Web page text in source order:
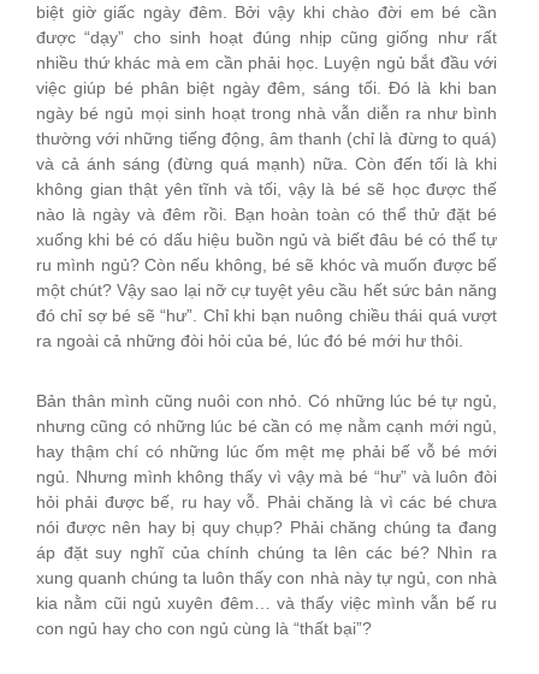
biệt giờ giấc ngày đêm. Bởi vậy khi chào đời em bé cần
được “dạy” cho sinh hoạt đúng nhịp cũng giống như rất
nhiều thứ khác mà em cần phải học. Luyện ngủ bắt đầu với
việc giúp bé phân biệt ngày đêm, sáng tối. Đó là khi ban
ngày bé ngủ mọi sinh hoạt trong nhà vẫn diễn ra như bình
thường với những tiếng động, âm thanh (chỉ là đừng to quá)
và cả ánh sáng (đừng quá mạnh) nữa. Còn đến tối là khi
không gian thật yên tĩnh và tối, vậy là bé sẽ học được thế
nào là ngày và đêm rồi. Bạn hoàn toàn có thể thử đặt bé
xuống khi bé có dấu hiệu buồn ngủ và biết đâu bé có thể tự
ru mình ngủ? Còn nếu không, bé sẽ khóc và muốn được bế
một chút? Vậy sao lại nỡ cự tuyệt yêu cầu hết sức bản năng
đó chỉ sợ bé sẽ “hư”. Chỉ khi bạn nuông chiều thái quá vượt
ra ngoài cả những đòi hỏi của bé, lúc đó bé mới hư thôi.
Bản thân mình cũng nuôi con nhỏ. Có những lúc bé tự ngủ,
nhưng cũng có những lúc bé cần có mẹ nằm cạnh mới ngủ,
hay thậm chí có những lúc ốm mệt mẹ phải bế vỗ bé mới
ngủ. Nhưng mình không thấy vì vậy mà bé “hư” và luôn đòi
hỏi phải được bế, ru hay vỗ. Phải chăng là vì các bé chưa
nói được nên hay bị quy chụp? Phải chăng chúng ta đang
áp đặt suy nghĩ của chính chúng ta lên các bé? Nhìn ra
xung quanh chúng ta luôn thấy con nhà này tự ngủ, con nhà
kia nằm cũi ngủ xuyên đêm… và thấy việc mình vẫn bế ru
con ngủ hay cho con ngủ cùng là “thất bại”?